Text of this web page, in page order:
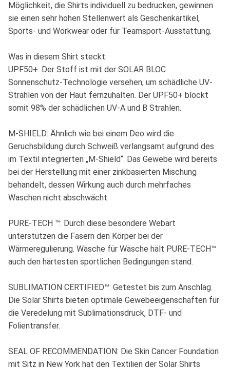
Möglichkeit, die Shirts individuell zu bedrucken, gewinnen
sie einen sehr hohen Stellenwert als Geschenkartikel,
Sports- und Workwear oder für Teamsport-Ausstattung.
Was in diesem Shirt steckt:
UPF50+: Der Stoff ist mit der SOLAR BLOC
Sonnenschutz-Technologie versehen, um schädliche UV-
Strahlen von der Haut fernzuhalten. Der UPF50+ blockt
somit 98% der schädlichen UV-A und B Strahlen.
M-SHIELD: Ähnlich wie bei einem Deo wird die
Geruchsbildung durch Schweiß verlangsamt aufgrund des
im Textil integrierten „M-Shield“. Das Gewebe wird bereits
bei der Herstellung mit einer zinkbasierten Mischung
behandelt, dessen Wirkung auch durch mehrfaches
Waschen nicht abschwächt.
PURE-TECH ™: Durch diese besondere Webart
unterstützen die Fasern den Körper bei der
Wärmeregulierung. Wäsche für Wäsche hält PURE-TECH™
auch den härtesten sportlichen Bedingungen stand.
SUBLIMATION CERTIFIED™: Getestet bis zum Anschlag.
Die Solar Shirts bieten optimale Gewebeeigenschaften für
die Veredelung mit Sublimationsdruck, DTF- und
Folientransfer.
SEAL OF RECOMMENDATION: Die Skin Cancer Foundation
mit Sitz in New York hat den Textilien der Solar Shirts